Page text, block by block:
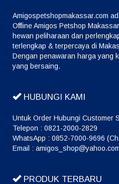
Amigospetshopmakassar.com
Offline Amigos Petshop
hewan peliharaan dan
terlengkap & terpercaya di
Dengan penawaran harga yang
yang bersaing.
HUBUNGI KAMI
Untuk Order Hubungi Customer
Telepon : 0821-2000-2829
WhatsApp : 0852-7000-9696
Email :
PRODUK TERBARU